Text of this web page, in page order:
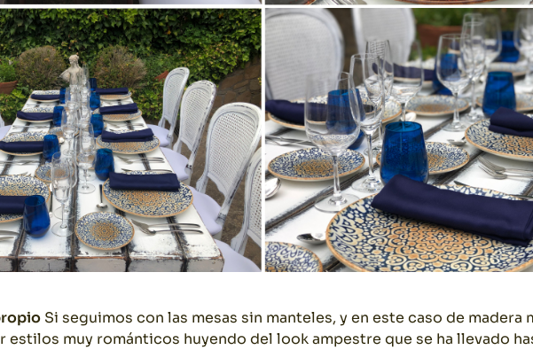
Si seguimos con las mesas sin manteles, y en este caso de madera
estilos muy románticos huyendo del look ampestre que se ha llevado